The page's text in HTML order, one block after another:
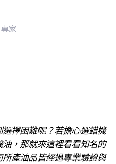
家
擇困難呢？若擔心選錯機
，那就來這裡看看知名的
所產油品皆經過專業驗證與